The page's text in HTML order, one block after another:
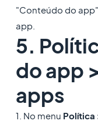
"Conteúdo do
app.
5.
do app
apps
1. No menu Política